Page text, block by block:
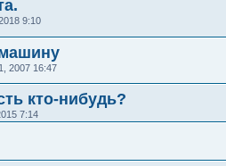
9:10
2007 16:47
кто-нибудь?
7:14